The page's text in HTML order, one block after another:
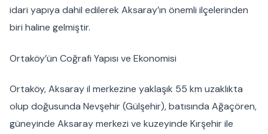
idari yapıya dahil edilerek Aksaray’ın önemli ilçelerinden
biri haline gelmiştir.
Ortaköy’ün Coğrafi Yapısı ve Ekonomisi
Ortaköy, Aksaray il merkezine yaklaşık 55 km uzaklıkta
olup doğusunda Nevşehir (Gülşehir), batısında Ağaçören,
güneyinde Aksaray merkezi ve kuzeyinde Kırşehir ile